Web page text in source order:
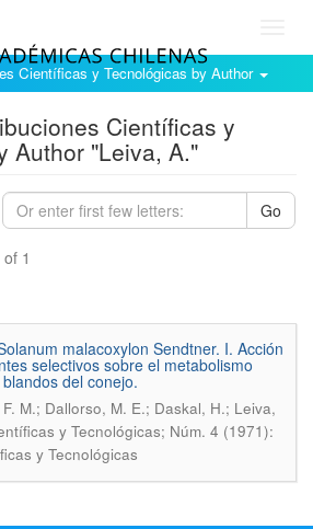
Científicas y Tecnológicas by Author
Científicas y
Author "Leiva, A."
Go
1
malacoxylon Sendtner. I. Acción
selectivos sobre el metabolismo
del conejo.
M.; Dallorso, M. E.; Daskal, H.; Leiva,
y Tecnológicas; Núm. 4 (1971):
y Tecnológicas